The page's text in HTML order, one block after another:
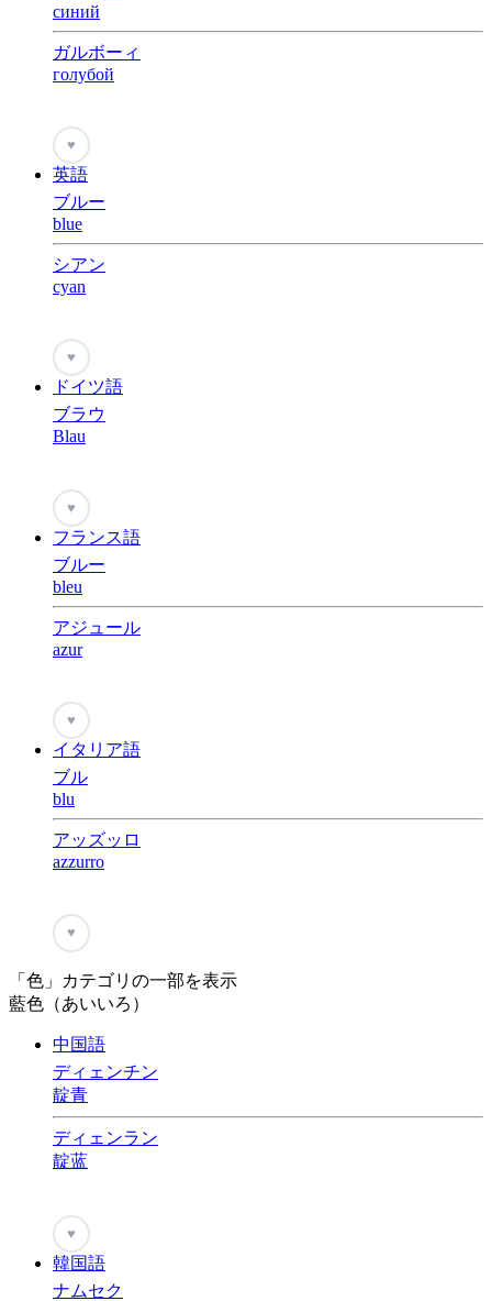
синий
ガルボーィ
голубой
♥
英語
ブルー
blue
シアン
cyan
♥
ドイツ語
ブラウ
Blau
♥
フランス語
ブルー
bleu
アジュール
azur
♥
イタリア語
ブル
blu
アッズッロ
azzurro
♥
「色」カテゴリの一部を表示
藍色（あいいろ）
中国語
ディェンチン
靛青
ディェンラン
靛蓝
♥
韓国語
ナムセク